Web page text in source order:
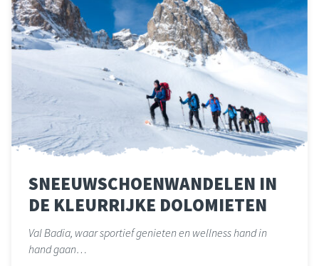
SNEEUWSCHOENWANDELEN IN
DE KLEURRIJKE DOLOMIETEN
Val Badia, waar sportief genieten en wellness hand in
hand gaan…